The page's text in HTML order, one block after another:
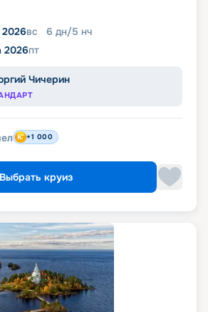
2026вс 6 дн/5 нч
2026пт
Чичерин
+1 000
Выбрать круиз